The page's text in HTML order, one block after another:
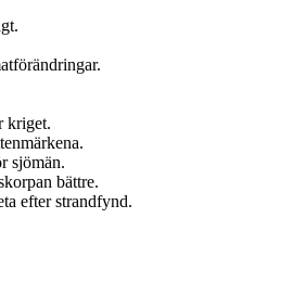
kriget.
sjömän.
bättre.
efter strandfynd.